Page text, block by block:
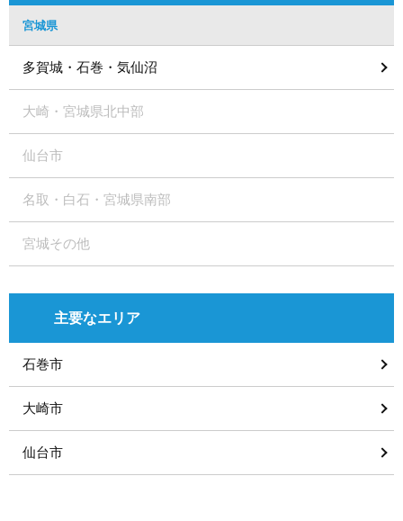
宮城県
多賀城・石巻・気仙沼
大崎・宮城県北中部
仙台市
名取・白石・宮城県南部
宮城その他
主要なエリア
石巻市
大崎市
仙台市